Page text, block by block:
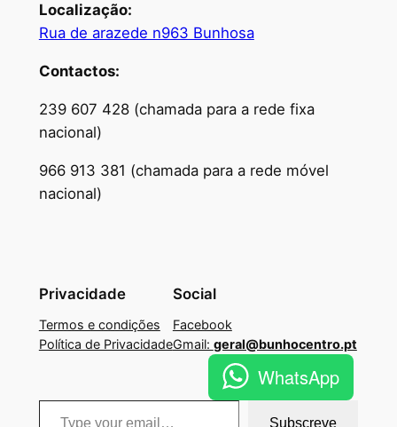
Localização:
Rua de arazede n963 Bunhosa
Contactos:
239 607 428 (chamada para a rede fixa
nacional)
966 913 381 (chamada para a rede móvel
nacional)
Privacidade
Termos e condições
Política de Privacidade
Social
Facebook
Gmail: geral@bunhocentro.pt
WhatsApp
Type your email…
Subscreve